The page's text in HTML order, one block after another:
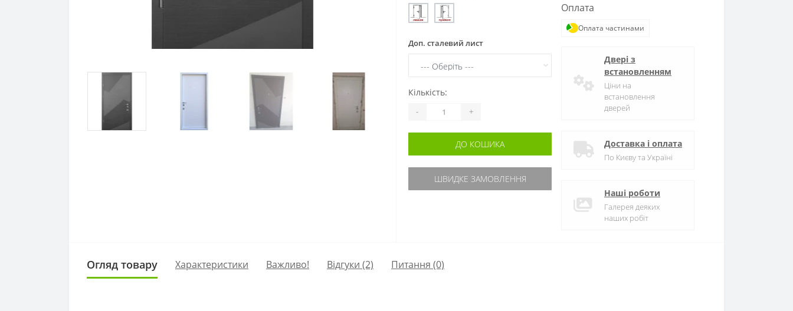
Доп. сталевий лист
Кількість:
- +
ДО КОШИКА
ШВИДКЕ ЗАМОВЛЕННЯ
Оплата
Оплата частинами
Двері з
встановленням
Ціни на
встановлення
дверей
Доставка і оплата
По Києву та Україні
Наші роботи
Галерея деяких
наших робіт
Огляд товару Характеристики Важливо! Відгуки (2) Питання (0)